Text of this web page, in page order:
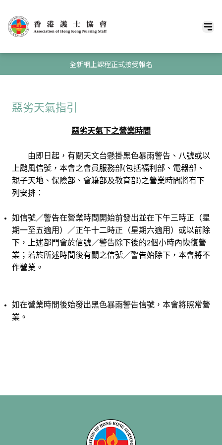
全新網上課程正式接受報名
惡劣天氣指引
惡劣天氣下之營業時間
由即日起，有關天文台懸掛黑色暴雨警告、八號或以
上颱風信號，本會之會員服務部(包括福利部、電器部、
親子天地、保險部、會籍部及教育部)之營業時間將有下
列安排：
如信號／警告在營業時間開始前發出並在下午三時正（星
期一至五適用）／正午十二時正（星期六適用）或以前除
下，上述部門會於信號／警告除下後的2個小時內恢復營
業；若於所述時間後有關之信號／警告始除下，本會將不
作營業。
如在營業時間後始發出黑色暴雨警告信號，本會將照常營
業。